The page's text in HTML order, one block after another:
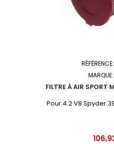
RÉFÉRENCE:
MARQUE:
FILTRE À AIR SPORT
Pour 4.2 V8 Spyder
Prix